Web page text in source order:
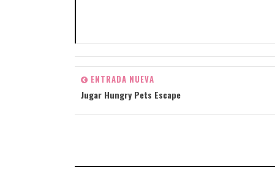
ENTRADA NUEVA
Jugar Hungry Pets Escape